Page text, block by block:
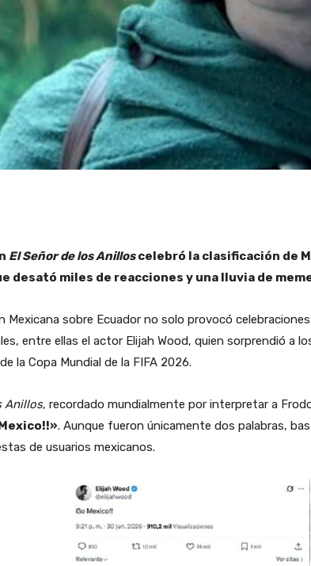
El Señor de los Anilloscelebró la clasificación de
desató miles de reacciones y una lluvia de
Mexicana sobre Ecuador no solo provocó
entre ellas el actor Elijah Wood, quien sorprendió a
la Copa Mundial de la FIFA 2026.
Anillos, recordado mundialmente por interpretar a
. Aunque fueron únicamente dos palabras,
de usuarios mexicanos.